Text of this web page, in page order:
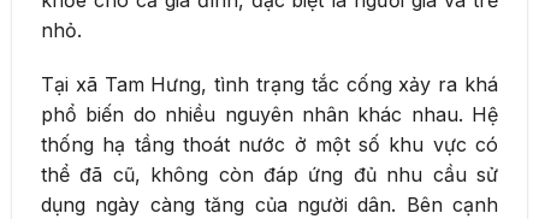
nhỏ.
Tại xã Tam Hưng, tình trạng tắc cống xảy ra khá
phổ biến do nhiều nguyên nhân khác nhau. Hệ
thống hạ tầng thoát nước ở một số khu vực có
thể đã cũ, không còn đáp ứng đủ nhu cầu sử
dụng ngày càng tăng của người dân. Bên cạnh